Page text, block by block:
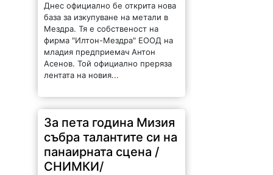
Днес официално бе открита нова
база за изкупуване на метали в
Мездра. Тя е собственост на
фирма "Илтон-Мездра" ЕООД на
младия предприемач Антон
Асенов. Той официално преряза
лентата на новия...
За пета година Мизия
събра талантите си на
панаирната сцена /
СНИМКИ/